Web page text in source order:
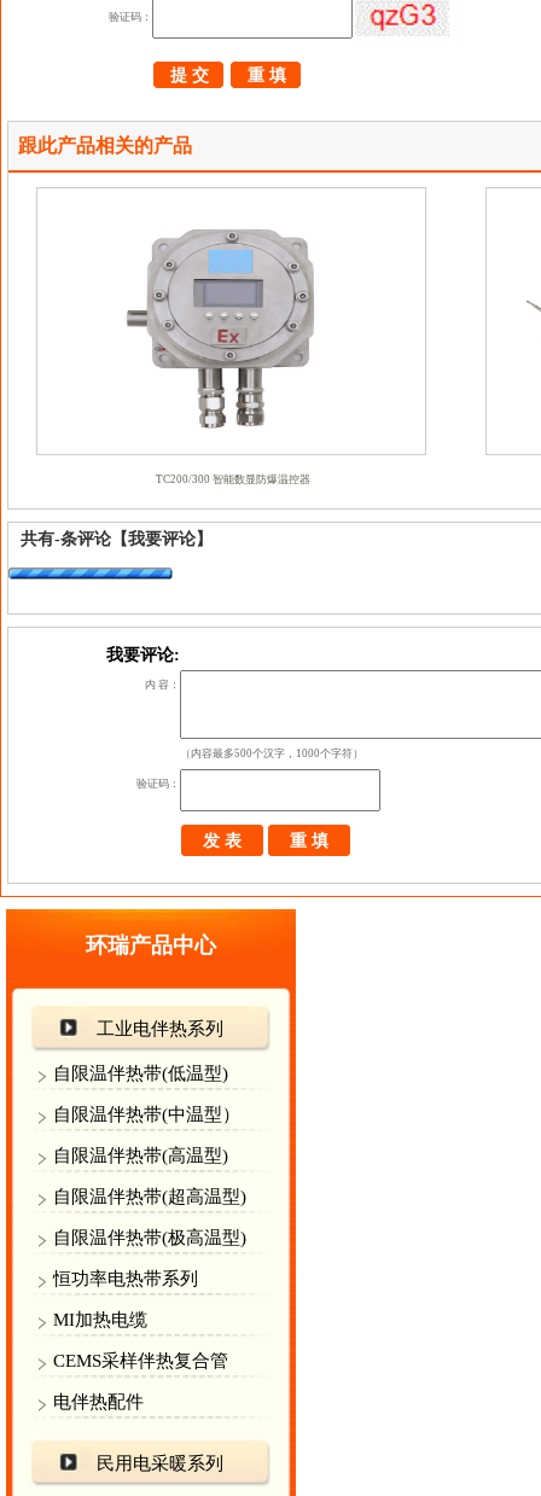
验证码：
跟此产品相关的产品
TC200/300 智能数显防爆温控器
共有-条评论 【我要评论】
我要评论:
内 容：
（内容最多500个汉字，1000个字符）
验证码：
环瑞产品中心
工业电伴热系列
自限温伴热带(低温型)
自限温伴热带(中温型）
自限温伴热带(高温型)
自限温伴热带(超高温型)
自限温伴热带(极高温型)
恒功率电热带系列
MI加热电缆
CEMS采样伴热复合管
电伴热配件
民用电采暖系列